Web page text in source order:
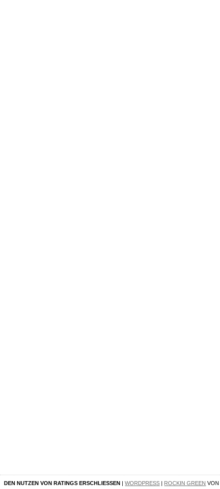
DEN NUTZEN VON RATINGS ERSCHLIESSEN |WORDPRESS | ROCKIN GREEN